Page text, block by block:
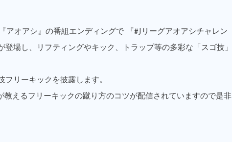
アオアシ』の番組エンディングで 『#Jリーグアオアシチャレン
場し、リフティングやキック、トラップ等の多彩な「スゴ技」
リーキックを披露します。
教えるフリーキックの蹴り方のコツが配信されていますので是非